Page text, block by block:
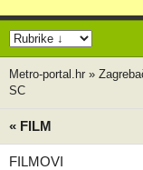
Metro-portal.hr »
SC
« FILM
FILMOVI